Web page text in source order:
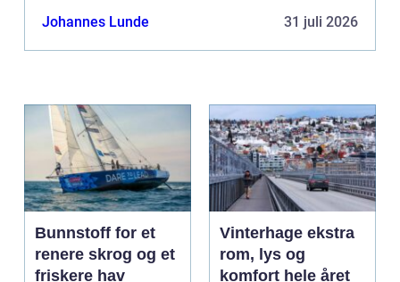
Johannes Lunde 31 juli 2026
Bunnstoff for et
renere skrog og et
friskere hav
Vinterhage ekstra
rom, lys og
komfort hele året